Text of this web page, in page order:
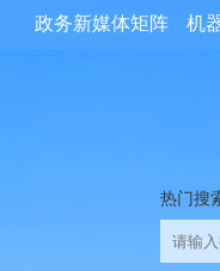
机
政务新媒体矩阵
热门搜